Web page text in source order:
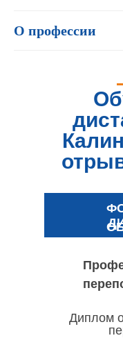
О профессии
Диплом